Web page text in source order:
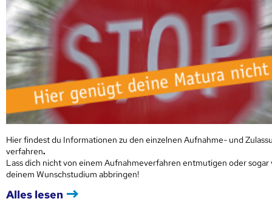
Hier findest du Informationen zu den einzelnen Aufnahme- und
verfahren.
Lass dich nicht von einem Aufnahmeverfahren entmutigen oder sogar
deinem Wunschstudium abbringen!
Alles lesen